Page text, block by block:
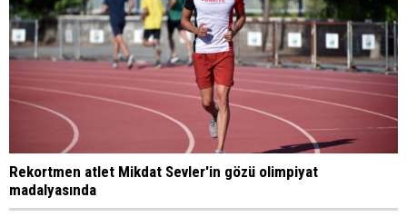
Rekortmen atlet Mikdat Sevler'in gözü olimpiyat
madalyasında